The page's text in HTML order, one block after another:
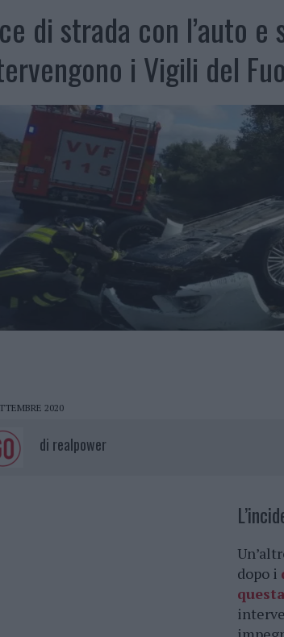
di strada con l’auto e
i Vigili del
2020
di realpower
dopo i